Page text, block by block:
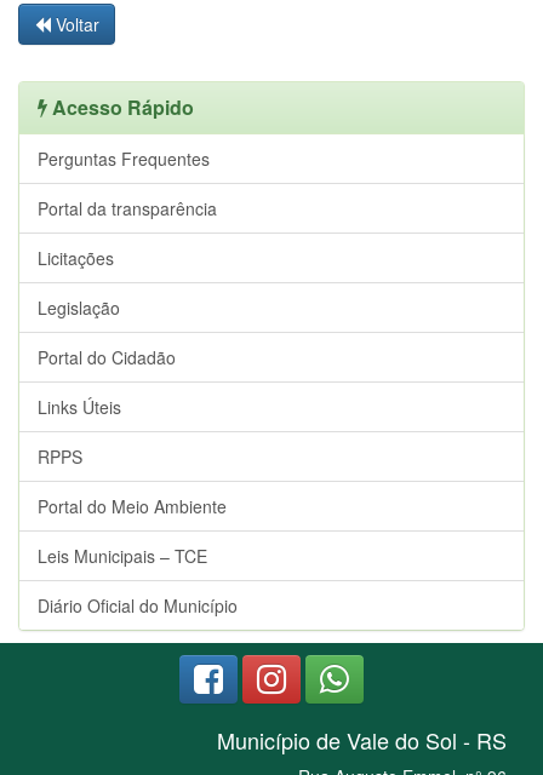
Voltar
Acesso Rápido
Perguntas Frequentes
Portal da transparência
Licitações
Legislação
Portal do Cidadão
Links Úteis
RPPS
Portal do Meio Ambiente
Leis Municipais – TCE
Diário Oficial do Município
Município de Vale do Sol - RS